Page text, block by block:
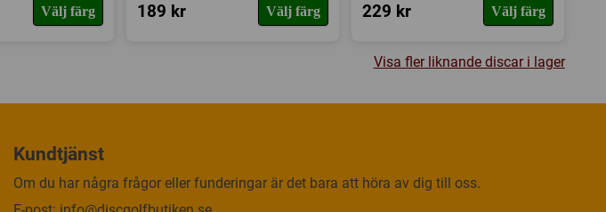
Välj färg 189 kr Välj färg 229 kr Välj färg
Visa fler liknande discar i lager
Kundtjänst
Om du har några frågor eller funderingar är det bara att höra av dig till oss.